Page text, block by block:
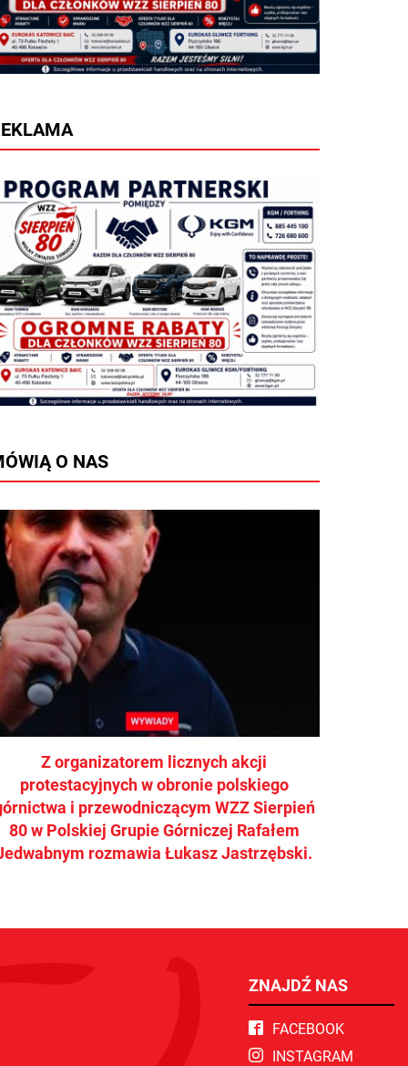
O NAS
Z organizatorem licznych akcji
protestacyjnych w obronie polskiego
i przewodniczącym WZZ Sierpień
80 w Polskiej Grupie Górniczej Rafałem
rozmawia Łukasz Jastrzębski.
ZNAJDŹ NAS
FACEBOOK
INSTAGRAM